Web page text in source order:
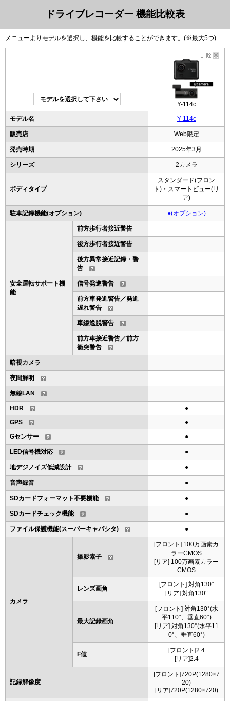
ドライブレコーダー 機能比較表
メニューよりモデルを選択し、機能を比較することができます。(※最大5つ)
Y-114c
モデル名
Y-114c
販売店 Web限定
発売時期 2025年3月
シリーズ 2カメラ
ボディタイプ
スタンダード(フロン
ト)・スマートビュー(リ
ア)
駐車記録機能(オプション) ●(オプション)
安全運転サポート機
能
前方歩行者接近警告
後方歩行者接近警告
後方異常接近記録・警
告
信号発進警告
前方車発進警告／発進
遅れ警告
車線逸脱警告
前方車接近警告／前方
衝突警告
暗視カメラ
夜間鮮明
無線LAN
HDR
●
GPS
●
Gセンサー
●
LED信号機対応 ●
地デジノイズ低減設計 ●
音声録音 ●
SDカードフォーマット不要機能 ●
SDカードチェック機能 ●
ファイル保護機能(スーパーキャパシタ) ●
カメラ
撮影素子
[フロント] 100万画素カ
ラーCMOS
[リア] 100万画素カラー
CMOS
レンズ画角
[フロント] 対角130°
[リア] 対角130°
最大記録画角
[フロント] 対角130°(水
平110°、垂直60°)
[リア] 対角130°(水平11
0°、垂直60°)
F値
[フロント]2.4
[リア]2.4
記録解像度
[フロント]720P(1280×7
20)
[リア]720P(1280×720)